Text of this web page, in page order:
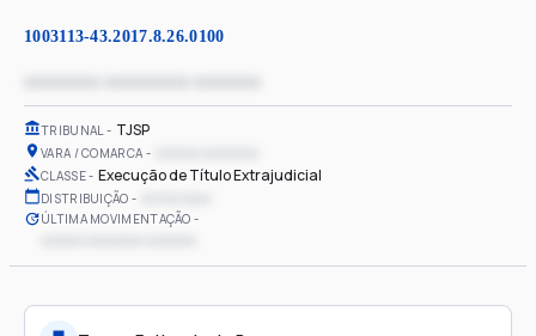
1003113-43.2017.8.26.0100
TRIBUNAL TJSP
VARA / COMARCA
CLASSE Execução de Título Extrajudicial
DISTRIBUIÇÃO
ÚLTIMA MOVIMENTAÇÃO